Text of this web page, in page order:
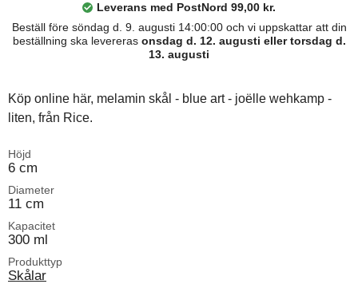
Leverans med PostNord 99,00 kr.
Beställ före söndag d. 9. augusti 14:00:00 och vi uppskattar att din
beställning ska levereras onsdag d. 12. augusti eller torsdag d.
13. augusti
Köp online här, melamin skål - blue art - joëlle wehkamp -
liten, från Rice.
Höjd
6 cm
Diameter
11 cm
Kapacitet
300 ml
Produkttyp
Skålar